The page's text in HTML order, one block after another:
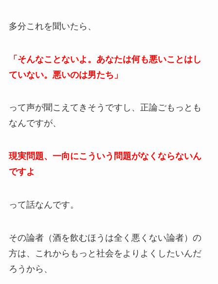
多分これを聞いたら、
「そんなことないよ。あなたは何も悪いことはし
ていない。悪いのは男たち」
って声が聞こえてきそうですし、正論ごもっとも
なんですが、
現実問題、一向にこういう問題がなくならないん
ですよ
って話なんです。
その論者（酒を飲むほうは全く悪くない論者）の
方は、これからもっと社会をよりよくしたいんだ
ろうから、